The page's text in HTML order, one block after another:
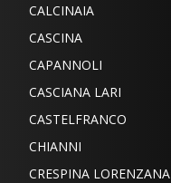
CALCINAIA
CASCINA
CAPANNOLI
CASCIANA LARI
CASTELFRANCO
CHIANNI
CRESPINA LORENZANA